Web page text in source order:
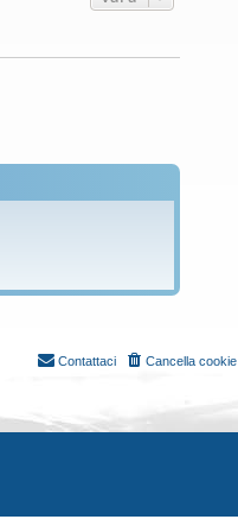
Cancella cookie
Contattaci